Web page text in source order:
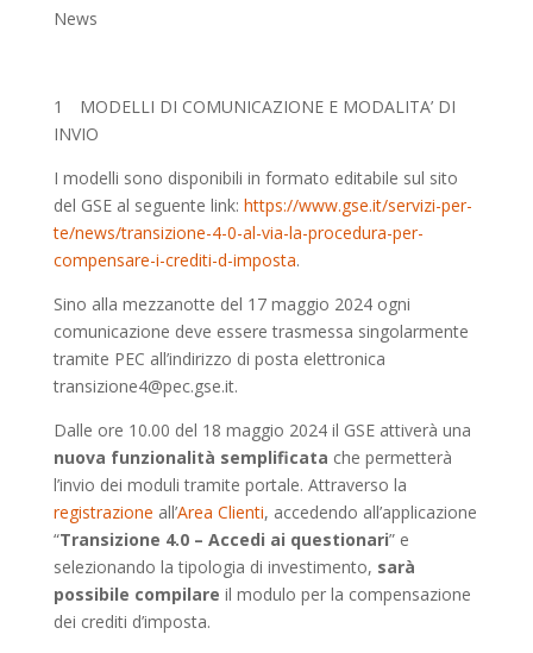
News
1 MODELLI DI COMUNICAZIONE E MODALITA’ DI
INVIO
I modelli sono disponibili in formato editabile sul sito
del GSE al seguente link: https://www.gse.it/servizi-per-
te/news/transizione-4-0-al-via-la-procedura-per-
compensare-i-crediti-d-imposta.
Sino alla mezzanotte del 17 maggio 2024 ogni
comunicazione deve essere trasmessa singolarmente
tramite PEC all’indirizzo di posta elettronica
transizione4@pec.gse.it.
Dalle ore 10.00 del 18 maggio 2024 il GSE attiverà una
nuova funzionalità semplificata che permetterà
l’invio dei moduli tramite portale. Attraverso la
registrazione all’Area Clienti, accedendo all’applicazione
“Transizione 4.0 – Accedi ai questionari” e
selezionando la tipologia di investimento, sarà
possibile compilare il modulo per la compensazione
dei crediti d’imposta.